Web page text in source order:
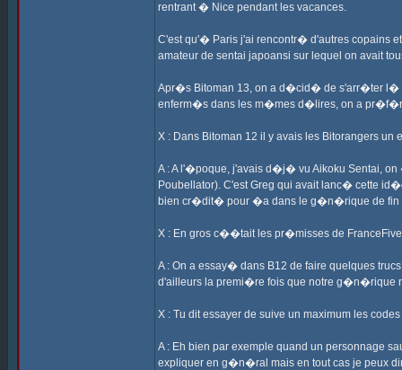
rentrant � Nice pendant les vacances.
C'est qu'� Paris j'ai rencontr� d'autres copains
amateur de sentai japoansi sur lequel on avait
Apr�s Bitoman 13, on a d�cid� de s'arr�ter l�
enferm�s dans les m�mes d�lires, on a
X : Dans Bitoman 12 il y avais les Bitorangers
A : A l'�poque, j'avais d�j� vu Aikoku Sentai,
Poubellator). C'est Greg qui avait lanc� cette
bien cr�dit� pour �a dans le g�n�rique de fin
X : En gros c��tait les pr�misses de FranceFive
A : On a essay� dans B12 de faire quelques
d'ailleurs la premi�re fois que notre
X : Tu dit essayer de suive un maximum les
A : Eh bien par exemple quand un personnage
expliquer en g�n�ral mais en tout cas je peux